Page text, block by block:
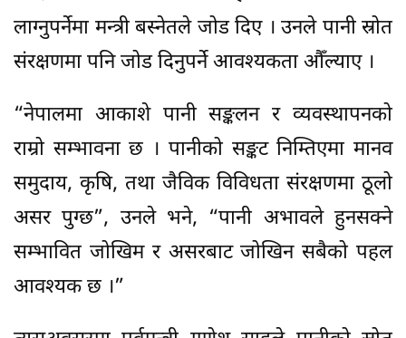
लाग्नुपर्नेमा मन्त्री बस्नेतले जोड दिए । उनले पानी स्रोत
संरक्षणमा पनि जोड दिनुपर्ने आवश्यकता औँल्याए ।
“नेपालमा आकाशे पानी सङ्कलन र व्यवस्थापनको
राम्रो सम्भावना छ । पानीको सङ्कट निम्तिएमा मानव
समुदाय, कृषि, तथा जैविक विविधता संरक्षणमा ठूलो
असर पुग्छ”, उनले भने, “पानी अभावले हुनसक्ने
सम्भावित जोखिम र असरबाट जोखिन सबैको पहल
आवश्यक छ ।”